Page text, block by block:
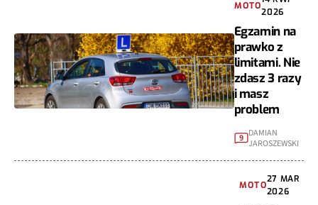
MOTO
2026
Egzamin na
prawko z
limitami. Nie
zdasz 3 razy
i masz
problem
9 DAMIAN
JAROSZEWSKI
MOTO
27 MAR
2026